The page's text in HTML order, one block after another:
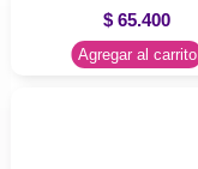
$ 65.400
Agregar al carrito